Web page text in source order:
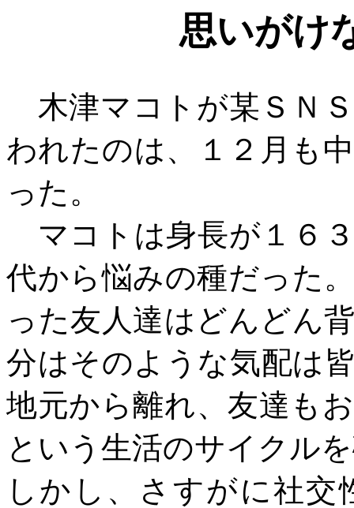
思いがけ
木津マコトが某ＳＮ
われたのは、１２月も
った。
マコトは身長が１６
代から悩みの種だった
った友人達はどんどん
分はそのような気配は
地元から離れ、友達も
という生活のサイクル
しかし、さすがに社